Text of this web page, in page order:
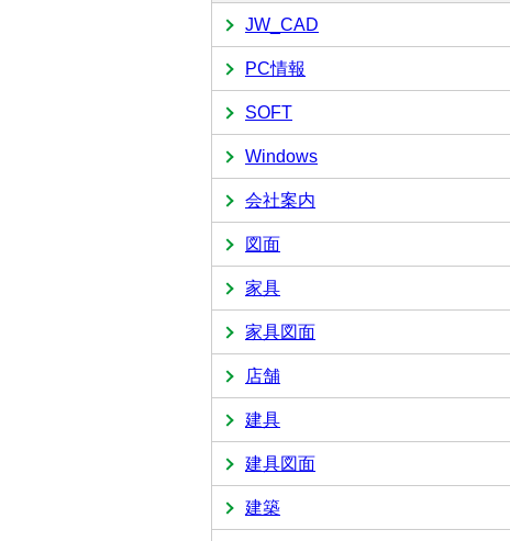
JW_CAD
PC情報
SOFT
Windows
会社案内
図面
家具
家具図面
店舗
建具
建具図面
建築